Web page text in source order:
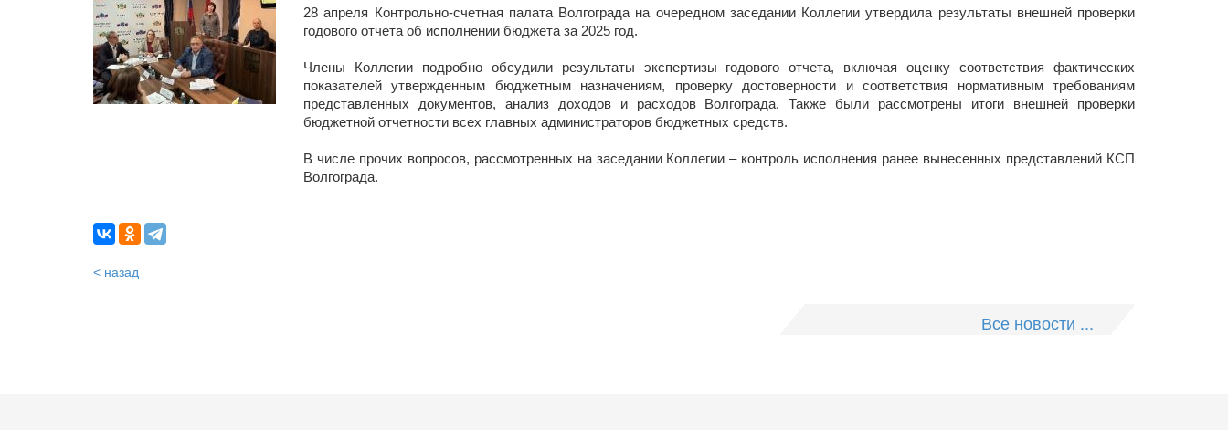
28 апреля Контрольно-счетная палата Волгограда на очередном заседании Коллегии утвердила результаты внешней проверки
годового отчета об исполнении бюджета за 2025 год.
Члены Коллегии подробно обсудили результаты экспертизы годового отчета, включая оценку соответствия фактических
показателей утвержденным бюджетным назначениям, проверку достоверности и соответствия нормативным требованиям
представленных документов, анализ доходов и расходов Волгограда. Также были рассмотрены итоги внешней проверки
бюджетной отчетности всех главных администраторов бюджетных средств.
В числе прочих вопросов, рассмотренных на заседании Коллегии – контроль исполнения ранее вынесенных представлений КСП
Волгограда.
< назад
Все новости ...